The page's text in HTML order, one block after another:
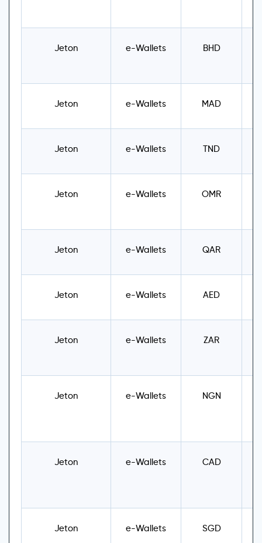
Jeton e-Wallets BHD
Jeton e-Wallets MAD
Jeton e-Wallets TND
Jeton e-Wallets OMR
Jeton e-Wallets QAR
Jeton e-Wallets AED
Jeton e-Wallets ZAR
Jeton e-Wallets NGN
Jeton e-Wallets CAD
Jeton e-Wallets SGD